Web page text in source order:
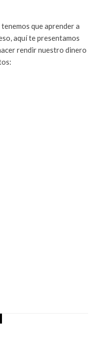
que aprender a
aquí te presentamos
rendir nuestro dinero